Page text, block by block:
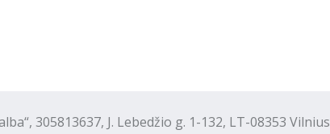
J. Lebedžio g. 1-132, LT-08353 Vilnius